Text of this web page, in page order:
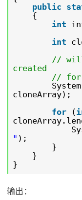
public
{
int
int
// will
created
// for
cloneArray);
for
(
" );
}
}
}
输出：